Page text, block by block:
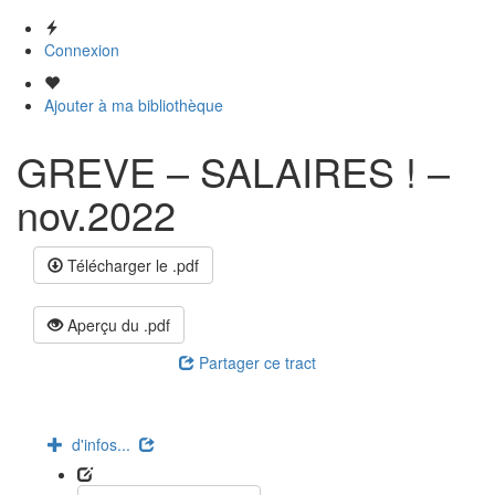
Connexion
Ajouter à ma bibliothèque
GREVE – SALAIRES ! –
nov.2022
Télécharger le .pdf
Aperçu du .pdf
Partager ce tract
d'infos...